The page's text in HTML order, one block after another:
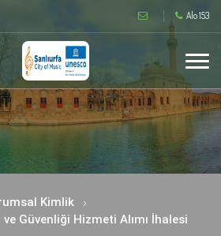
Alo 153
Kimlik
ve Güvenliği Hizmeti Alımı İhalesi